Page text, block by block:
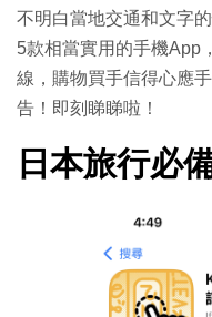
不明白當地交通和文字
5款相當實用的手機App
線，購物買手信得心應
告！即刻睇睇啦！
日本旅行必